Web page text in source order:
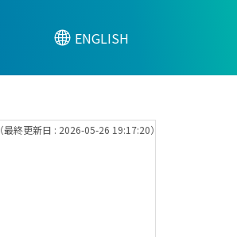
ENGLISH
（最終更新日 : 2026-05-26 19:17:20）